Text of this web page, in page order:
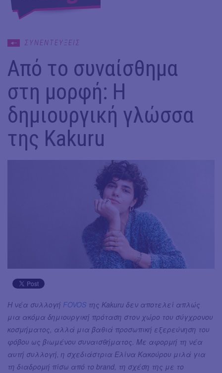
ΣΥΝΕΝΤΕΥΞΕΙΣ
Από το συναίσθημα
στη μορφή: Η
δημιουργική γλώσσα
της Kakuru
Η νέα συλλογή FOVOS της Kakuru δεν αποτελεί απλώς
μια ακόμα δημιουργική πρόταση στον χώρο του σύγχρονου
κοσμήματος, αλλά μια βαθιά προσωπική εξερεύνηση του
φόβου ως βιωμένου συναισθήματος. Με αφορμή τη νέα
αυτή συλλογή, η σχεδιάστρια Ελίνα Κακούρου μιλά για
τη διαδρομή πίσω από το brand, τη σχέση της με το